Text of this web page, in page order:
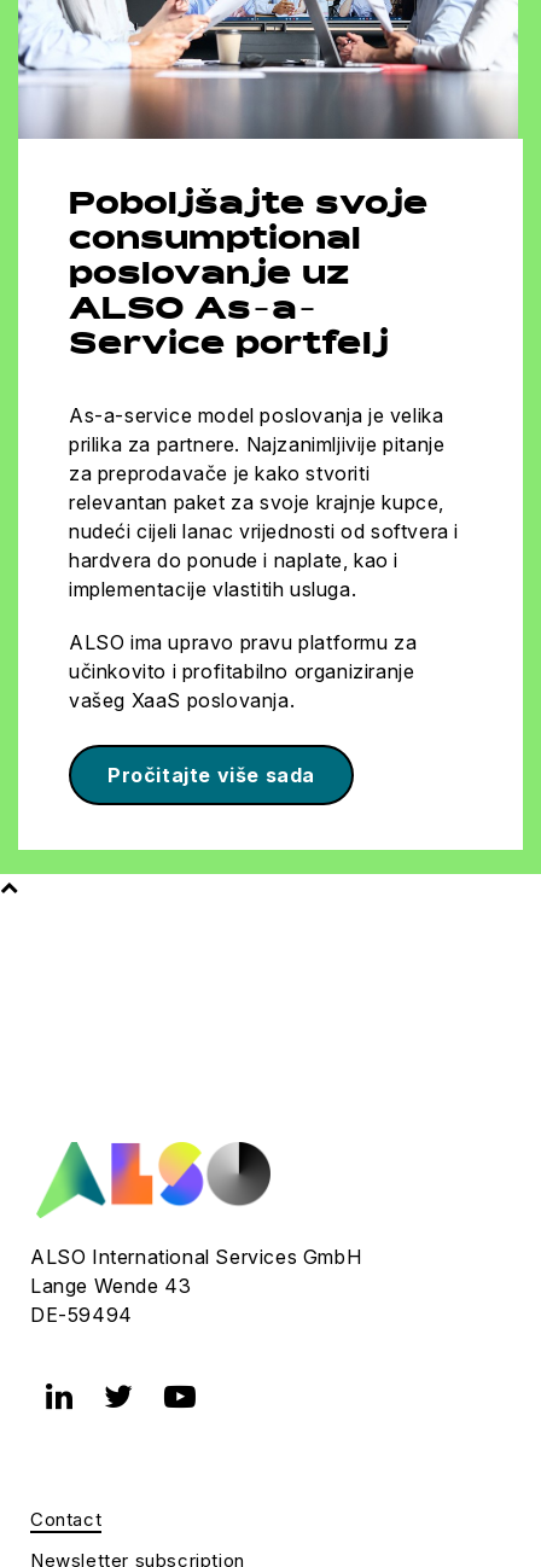
Poboljšajte svoje
consumptional
poslovanje uz
ALSO As-a-
Service portfelj
As-a-service model poslovanja je velika
prilika za partnere. Najzanimljivije pitanje
za preprodavače je kako stvoriti
relevantan paket za svoje krajnje kupce,
nudeći cijeli lanac vrijednosti od softvera i
hardvera do ponude i naplate, kao i
implementacije vlastitih usluga.
ALSO ima upravo pravu platformu za
učinkovito i profitabilno organiziranje
vašeg XaaS poslovanja.
Pročitajte više sada
ALSO International Services GmbH
Lange Wende 43
DE-59494
Contact
Newsletter subscription